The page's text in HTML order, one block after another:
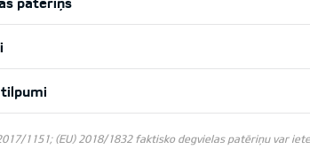
1151; (EU) 2018/1832 faktisko degvielas patēriņu var